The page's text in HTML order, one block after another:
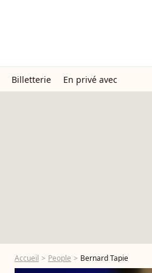
Billetterie En privé avec
Accueil People Bernard Tapie